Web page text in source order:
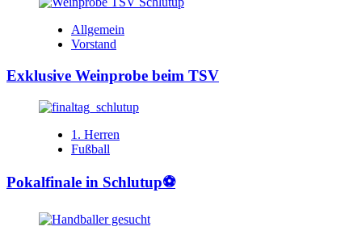
Allgemein
Vorstand
Exklusive Weinprobe beim TSV
1. Herren
Fußball
Pokalfinale in Schlutup⚽️